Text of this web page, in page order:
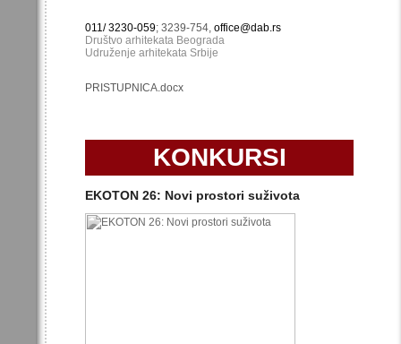
011/ 3230-059; 3239-754, office@dab.rs
Društvo arhitekata Beograda
Udruženje arhitekata Srbije
PRISTUPNICA.docx
KONKURSI
EKOTON 26: Novi prostori suživota